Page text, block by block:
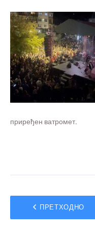
приређен ватромет.
ПРЕТХОДНО